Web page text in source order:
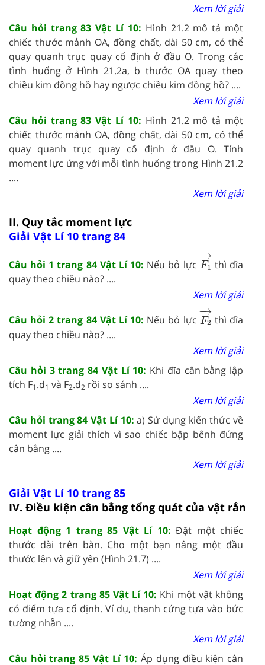
Xem lời giải
Câu hỏi trang 83 Vật Lí 10: Hình 21.2 mô tả một
chiếc thước mảnh OA, đồng chất, dài 50 cm, có thể
quay quanh trục quay cố định ở đầu O. Trong các
tình huống ở Hình 21.2a, b thước OA quay theo
chiều kim đồng hồ hay ngược chiều kim đồng hồ? ....
Xem lời giải
Câu hỏi trang 83 Vật Lí 10: Hình 21.2 mô tả một
chiếc thước mảnh OA, đồng chất, dài 50 cm, có thể
quay quanh trục quay cố định ở đầu O. Tính
moment lực ứng với mỗi tình huống trong Hình 21.2
....
Xem lời giải
II. Quy tắc moment lực
Giải Vật Lí 10 trang 84
Câu hỏi 1 trang 84 Vật Lí 10: Nếu bỏ lực
−
→
F1
F1
thì đĩa
quay theo chiều nào? ....
Xem lời giải
Câu hỏi 2 trang 84 Vật Lí 10: Nếu bỏ lực
−
→
F2
F2
thì đĩa
quay theo chiều nào? ....
Xem lời giải
Câu hỏi 3 trang 84 Vật Lí 10: Khi đĩa cân bằng lập
tích F1.d1 và F2.d2 rồi so sánh ....
Xem lời giải
Câu hỏi trang 84 Vật Lí 10: a) Sử dụng kiến thức về
moment lực giải thích vì sao chiếc bập bênh đứng
cân bằng ....
Xem lời giải
Giải Vật Lí 10 trang 85
IV. Điều kiện cân bằng tổng quát của vật rắn
Hoạt động 1 trang 85 Vật Lí 10: Đặt một chiếc
thước dài trên bàn. Cho một bạn nâng một đầu
thước lên và giữ yên (Hình 21.7) ....
Xem lời giải
Hoạt động 2 trang 85 Vật Lí 10: Khi một vật không
có điểm tựa cố định. Ví dụ, thanh cứng tựa vào bức
tường nhẵn ....
Xem lời giải
Câu hỏi trang 85 Vật Lí 10: Áp dụng điều kiện cân